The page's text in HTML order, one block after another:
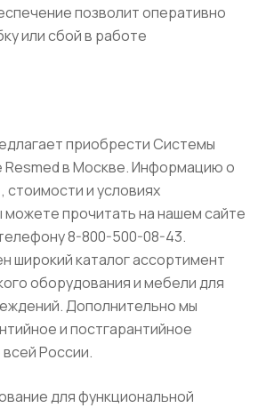
позволит оперативно
или сбой в работе
приобрести Системы
Resmed в Москве. Информацию о
стоимости и условиях
прочитать на нашем сайте
8-800-500-08-43.
широкий каталог ассортимент
оборудования и мебели для
Дополнительно мы
и постгарантийное
России.
для функциональной